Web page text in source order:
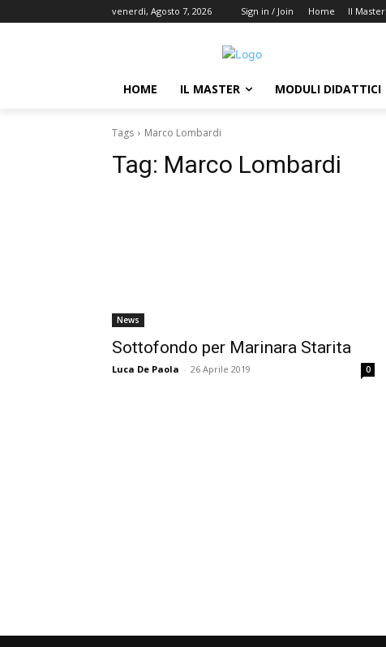
venerdì, Agosto 7, 2026 Sign in / Join Home Il Master
HOME IL MASTER MODULI DIDATTICI
Tags Marco Lombardi
Tag: Marco Lombardi
News
Sottofondo per Marinara Starita
Luca De Paola - 26 Aprile 2019 0